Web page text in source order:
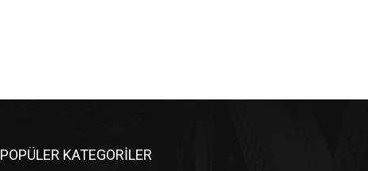
POPÜLER KATEGORİLER